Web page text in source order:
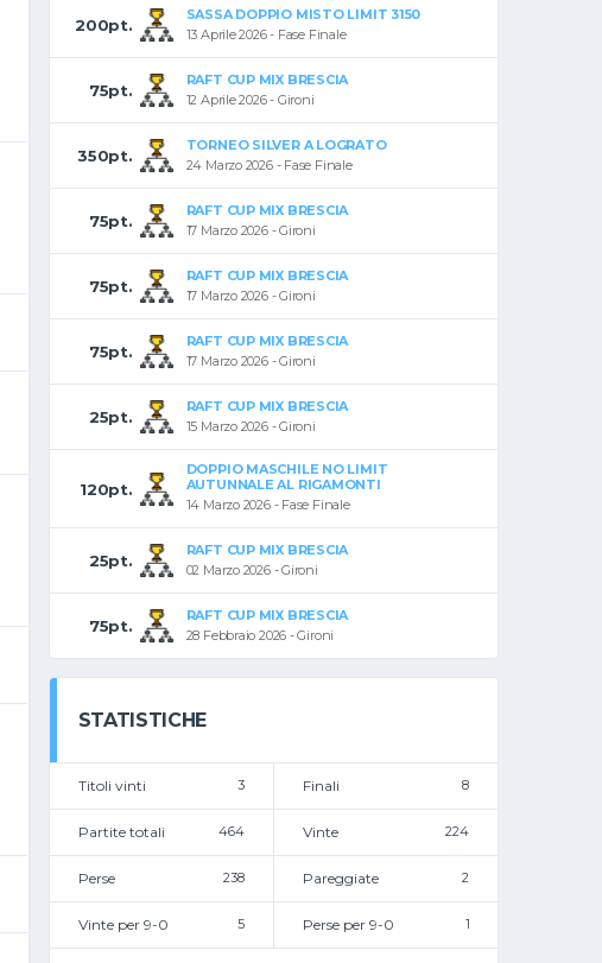
200pt.
SASSA DOPPIO MISTO LIMIT 3150
13 Aprile 2026 - Fase Finale
75pt.
RAFT CUP MIX BRESCIA
12 Aprile 2026 - Gironi
350pt.
TORNEO SILVER A LOGRATO
24 Marzo 2026 - Fase Finale
75pt.
RAFT CUP MIX BRESCIA
17 Marzo 2026 - Gironi
75pt.
RAFT CUP MIX BRESCIA
17 Marzo 2026 - Gironi
75pt.
RAFT CUP MIX BRESCIA
17 Marzo 2026 - Gironi
25pt.
RAFT CUP MIX BRESCIA
15 Marzo 2026 - Gironi
120pt.
DOPPIO MASCHILE NO LIMIT
AUTUNNALE AL RIGAMONTI
14 Marzo 2026 - Fase Finale
25pt.
RAFT CUP MIX BRESCIA
02 Marzo 2026 - Gironi
75pt.
RAFT CUP MIX BRESCIA
28 Febbraio 2026 - Gironi
STATISTICHE
Titoli vinti 3 Finali 8
Partite totali 464 Vinte 224
Perse 238 Pareggiate 2
Vinte per 9-0 5 Perse per 9-0 1